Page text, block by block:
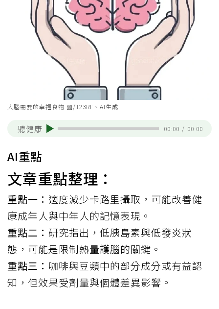
大腦需要的幸福食物 圖/123RF、AI生成
聽健康 00:00 / 00:00
AI重點
文章重點整理：
重點一： 適度減少卡路里攝取，可能改善健
康成年人與中年人的記憶表現。
重點二： 研究指出，低胰島素與低發炎狀
態，可能是限制熱量護腦的關鍵。
重點三： 咖啡與豆類中的部分成分或有益認
知，但效果受劑量與個體差異影響。